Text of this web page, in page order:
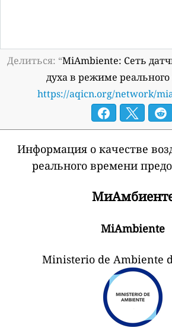
Делиться: “MiAmbiente: Сеть
духа в режиме
https://aqicn.org/network/
Информация о качестве
реального времени
MiAmbiente
Ministerio de Ambiente